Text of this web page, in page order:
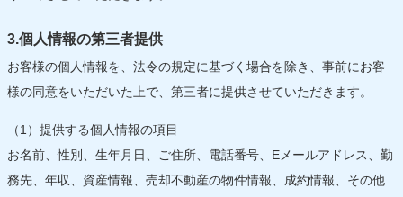
3.個人情報の第三者提供
お客様の個人情報を、法令の規定に基づく場合を除き、事前にお客
様の同意をいただいた上で、第三者に提供させていただきます。
（1）提供する個人情報の項目
お名前、性別、生年月日、ご住所、電話番号、Eメールアドレス、勤
務先、年収、資産情報、売却不動産の物件情報、成約情報、その他